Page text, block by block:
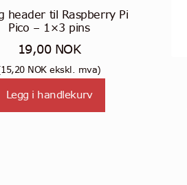
header til Raspberry Pi
Pico – 1×3 pins
19,00 NOK
15,20 NOKekskl. mva)
Legg i handlekurv